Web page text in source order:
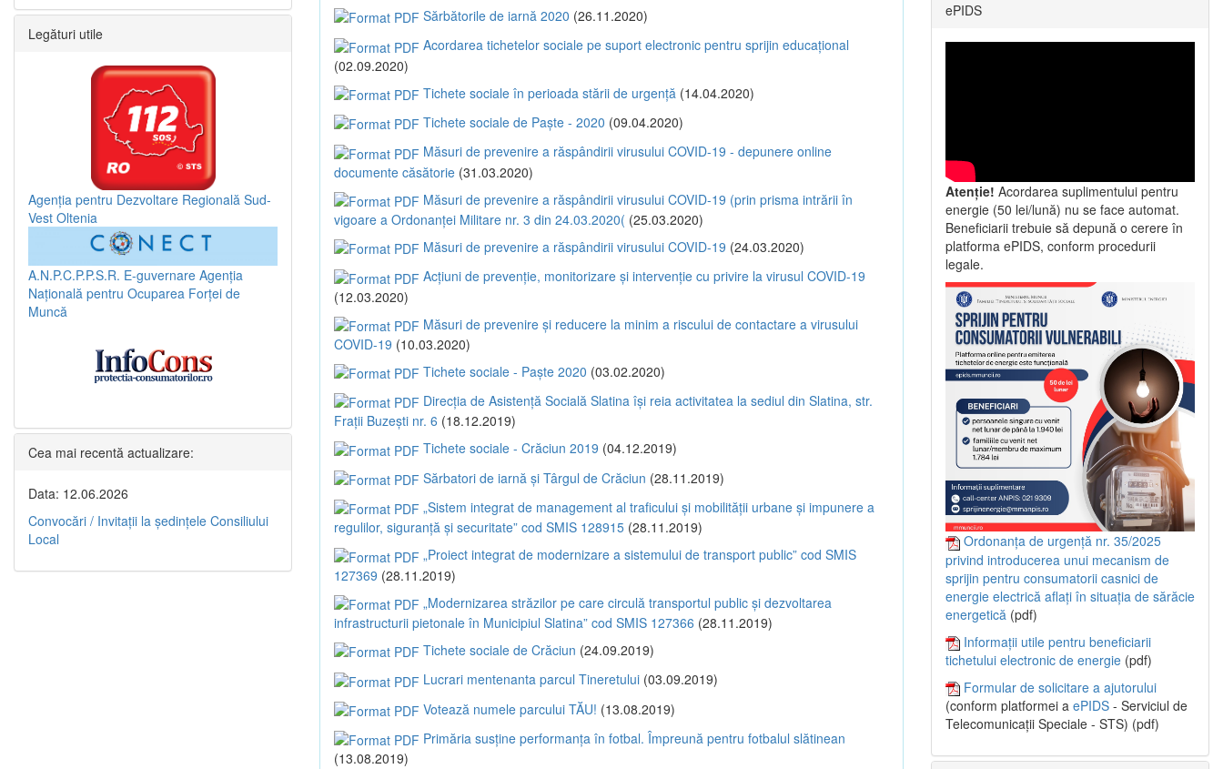
Sărbătorile de iarnă 2020 (26.11.2020)
Acordarea tichetelor sociale pe suport electronic pentru sprijin educațional
(02.09.2020)
Tichete sociale în perioada stării de urgență (14.04.2020)
Tichete sociale de Paște - 2020 (09.04.2020)
Măsuri de prevenire a răspândirii virusului COVID-19 - depunere online
documente căsătorie (31.03.2020)
Măsuri de prevenire a răspândirii virusului COVID-19 (prin prisma intrării în
vigoare a Ordonanței Militare nr. 3 din 24.03.2020( (25.03.2020)
Măsuri de prevenire a răspândirii virusului COVID-19 (24.03.2020)
Acțiuni de prevenție, monitorizare și intervenție cu privire la virusul COVID-19
(12.03.2020)
Măsuri de prevenire și reducere la minim a riscului de contactare a virusului
COVID-19 (10.03.2020)
Tichete sociale - Paște 2020 (03.02.2020)
Direcția de Asistență Socială Slatina își reia activitatea la sediul din Slatina, str.
Frații Buzești nr. 6 (18.12.2019)
Tichete sociale - Crăciun 2019 (04.12.2019)
Sărbatori de iarnă și Târgul de Crăciun (28.11.2019)
„Sistem integrat de management al traficului și mobilității urbane și impunere a
regulilor, siguranță și securitate” cod SMIS 128915 (28.11.2019)
„Proiect integrat de modernizare a sistemului de transport public” cod SMIS
127369 (28.11.2019)
„Modernizarea străzilor pe care circulă transportul public și dezvoltarea
infrastructurii pietonale în Municipiul Slatina” cod SMIS 127366 (28.11.2019)
Tichete sociale de Crăciun (24.09.2019)
Lucrari mentenanta parcul Tineretului (03.09.2019)
Votează numele parcului TĂU! (13.08.2019)
Primăria susține performanța în fotbal. Împreună pentru fotbalul slătinean
(13.08.2019)
Legături utile
Agenția pentru Dezvoltare Regională Sud-
Vest Oltenia
A.N.P.C.P.P.S.R. E-guvernare Agenția
Națională pentru Ocuparea Forței de
Muncă
Cea mai recentă actualizare:
Data: 12.06.2026
Convocări / Invitaţii la şedinţele Consiliului
Local
ePIDS
Atenție! Acordarea suplimentului pentru
energie (50 lei/lună) nu se face automat.
Beneficiarii trebuie să depună o cerere în
platforma ePIDS, conform procedurii
legale.
Ordonanța de urgență nr. 35/2025
privind introducerea unui mecanism de
sprijin pentru consumatorii casnici de
energie electrică aflați în situația de sărăcie
energetică (pdf)
Informații utile pentru beneficiarii
tichetului electronic de energie (pdf)
Formular de solicitare a ajutorului
(conform platformei a ePIDS - Serviciul de
Telecomunicații Speciale - STS) (pdf)